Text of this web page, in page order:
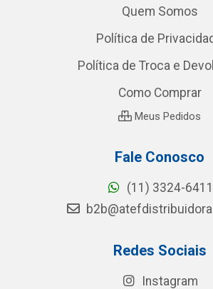
Quem Somos
Política de
Política de Troca e
Como Comprar
Meus Pedidos
Fale Conosco
(11) 3324-6411
Redes Sociais
Instagram